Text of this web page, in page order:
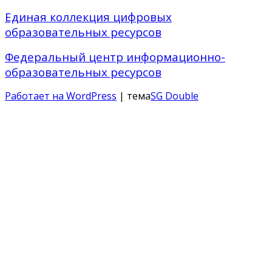
Единая коллекция цифровых
образовательных ресурсов
Федеральный центр информационно-
образовательных ресурсов
Работает на WordPress | темаSG Double